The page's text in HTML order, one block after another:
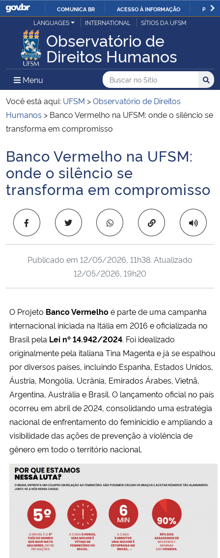
IR
PARA
CONTEÚDO
COMUNICA BR ACESSO À INFORMAÇÃO
Ministério da Justiça e Segurança Pública
Ministério da Defesa
Ministério das Relações Exteriores
Ministério da Economia
Ministério da Infraestrutura
Ministério da Agricultura, Pecuária e Abastecimento
Ministério da Cidadania
Ministério do Turismo
Ministério do Desenvolvimento Regional
Controladoria-Geral da União
Ministério da Mulher, da Família e dos Direitos Humanos
Secretaria-Geral
Secretaria de Governo
Gabinete de Segurança Institucional
Advocacia-Geral da União
LANGUAGES INTERNATIONAL SÍTIOS DA UFSM
Observatório de
Direitos Humanos
Menu Menu Principal do Sítio
Busca
Buscar no no Sítio
Busca:
Você está aqui: UFSM >Observatório de Direitos
Humanos > Banco Vermelho na UFSM: onde o silêncio se
transforma em compromisso
Início do conteúdo
Banco Vermelho na UFSM:
onde o silêncio se
transforma em compromisso
Copiar para área
Publicado em 12/05/2026, 11h38. Atualizado
12/05/2026, 19h20
O Projeto Banco Vermelhoé parte de uma campanha
internacional iniciada na Itália em 2016 e oficializada no
Brasil pela Lei nº 14.942/2024. Foi idealizado
originalmente pela italiana Tina Magenta e já se espalhou
por diversos países, incluindo Espanha, Estados Unidos,
Áustria, Mongólia, Ucrânia, Emirados Árabes, Vietnã,
Argentina, Austrália e Brasil. O lançamento oficial no país
ocorreu em abril de 2024, consolidando uma estratégia
nacional de enfrentamento do feminicídio e ampliando a
visibilidade das ações de prevenção à violência de
gênero em todo o território nacional.